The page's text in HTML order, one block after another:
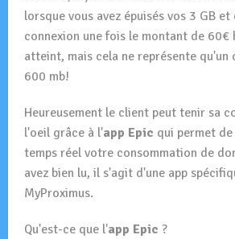
lorsque vous avez épuisés vos 3 GB
connexion une fois le montant de
atteint, mais cela ne représente qu'un
600 mb!
Heureusement le client peut tenir sa
l'oeil grâce à l'app Epic qui permet
temps réel votre consommation de
avez bien lu, il s'agit d'une app
MyProximus.
Qu'est-ce que l'app Epic ?